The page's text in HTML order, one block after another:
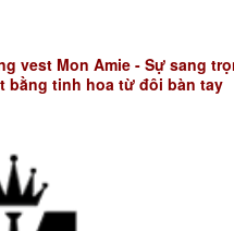
vest Mon Amie - Sự sang
bằng tinh hoa từ đôi bàn tay